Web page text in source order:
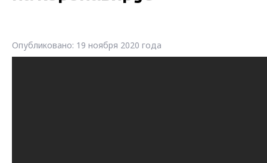
Опубликовано: 19 ноября 2020 года